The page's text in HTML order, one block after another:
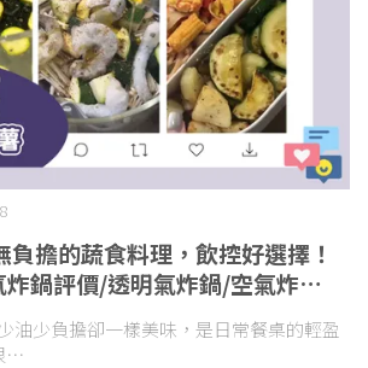
負擔的蔬食料理，飲控好選擇！
鍋評價/透明氣炸鍋/空氣炸鍋
薦)
油少負擔卻一樣美味，是日常餐桌的輕盈
⋯